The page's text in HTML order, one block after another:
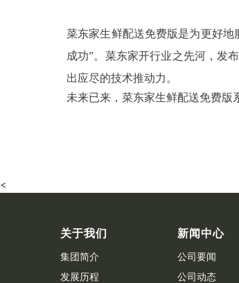
菜东家生鲜配送免费版是为更好
成功”。菜东家开行业之先河，发
出应尽的技术推动力。
未来已来，菜东家生鲜配送免费版
<
关于我们
集团简介
发展历程
新闻中心
公司要闻
公司动态